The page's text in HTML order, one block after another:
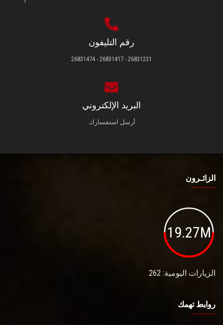
رقم التليفون
26831231 - 26831417 - 26831474
البريد الإلكتروني
أرسل استفسارك.
الزائـرون
19.27M
الزيارات اليومية: 262
روابط تهمك